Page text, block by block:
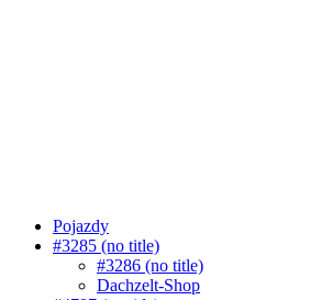
Pojazdy
#3285 (no title)
#3286 (no title)
Dachzelt-Shop